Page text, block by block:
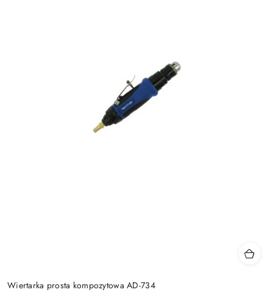
Wiertarka prosta kompozytowa AD-734